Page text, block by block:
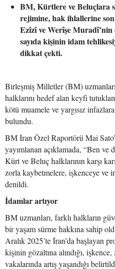
BM, Kürtlere ve Beluçlara
rejimine, hak ihlallerine son
Ezîzî ve Werîşe
sayıda kişinin idam
dikkat çekti.
Birleşmiş Milletler (BM)
halklarını hedef alan keyfi
kötü muamele ve yargısız
bulundu.
BM İran Özel Raportörü Mai
yayımlanan açıklamada, “Ben
Kürt ve Beluç halklarının karşı
zorla kaybetmelere, işkenceye ve
denildi.
İdamlar artıyor
BM uzmanları, farklı halkların
bir yaşam sürme hakkına sahip
Aralık 2025’te İran’da başlayan
kişinin gözaltına alındığı,
vakalarında artış yaşandığı